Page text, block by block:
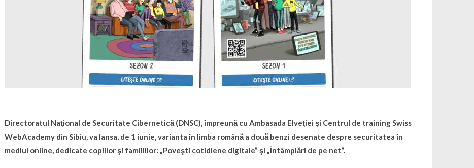
Directoratul Naţional de Securitate Cibernetică (DNSC), împreună cu Ambasada Elveţiei şi Centrul de training Swiss
WebAcademy din Sibiu, va lansa, de 1 iunie, varianta în limba română a două benzi desenate despre securitatea în
mediul online, dedicate copiilor şi familiilor: „Poveşti cotidiene digitale” şi „Întâmplări de pe net”.